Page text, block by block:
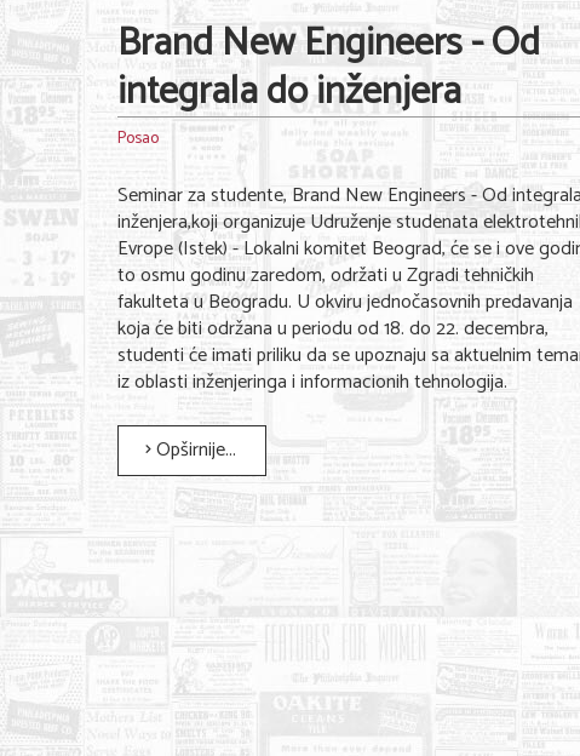
Brand New Engineers - Od
integrala do inženjera
Posao
Seminar za studente, Brand New Engineers - Od
inženjera,koji organizuje Udruženje studenata
Evrope (Istek) - Lokalni komitet Beograd, će se i ove
to osmu godinu zaredom, održati u Zgradi tehničkih
fakulteta u Beogradu. U okviru jednočasovnih predavanja
koja će biti održana u periodu od 18. do 22. decembra,
studenti će imati priliku da se upoznaju sa aktuelnim
iz oblasti inženjeringa i informacionih tehnologija.
Opširnije...